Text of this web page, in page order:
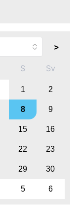
>
S Sv
1 2
8 9
15 16
22 23
29 30
5 6